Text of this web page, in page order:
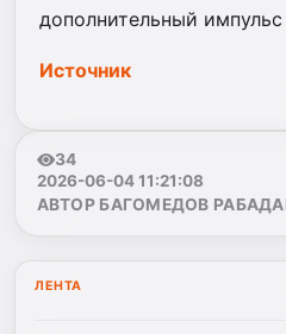
дополнительный
Источник
34
2026-06-04 11:21:08
АВТОР БАГОМЕДОВ
ЛЕНТА